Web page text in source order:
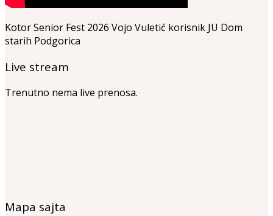
Kotor Senior Fest 2026 Vojo Vuletić korisnik JU Dom
starih Podgorica
Live stream
Trenutno nema live prenosa.
Mapa sajta